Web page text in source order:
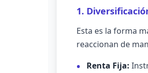
1.
Esta es la forma
reaccionan de
Renta Fija: